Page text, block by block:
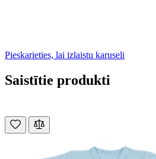
Pieskarieties, lai izlaistu karuseli
Saistītie produkti